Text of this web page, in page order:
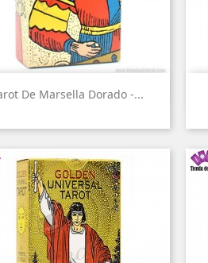
De Marsella Dorado -...
 Vista rápida